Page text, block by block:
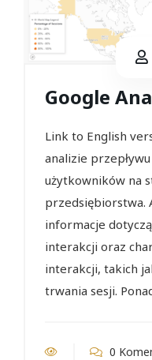
Google
Link to English
analizie
użytkowników na
przedsiębiorstwa.
informacje
interakcji oraz
interakcji, takich
trwania sesji.
0